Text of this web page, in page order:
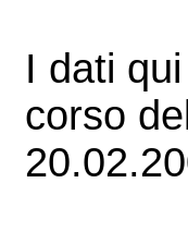
I dati
corso